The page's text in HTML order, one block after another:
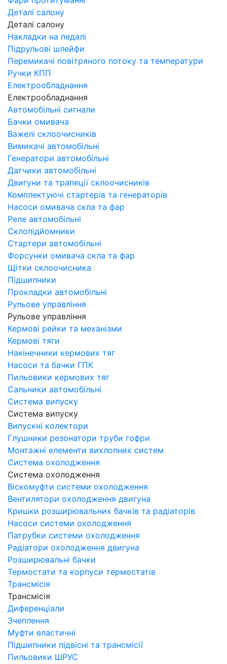
Деталі салону
Деталі салону
Накладки на педалі
Підрульові шлейфи
Перемикачі повітряного потоку та температури
Ручки КПП
Електрообладнання
Електрообладнання
Автомобільні сигнали
Бачки омивача
Важелі склоочисників
Вимикачі автомобільні
Генератори автомобільні
Датчики автомобільні
Двигуни та трапеції склоочисників
Комплектуючі стартерів та генераторів
Насоси омивача скла та фар
Реле автомобільні
Склопідйомники
Стартери автомобільні
Форсунки омивача скла та фар
Щітки склоочисника
Підшипники
Прокладки автомобільні
Рульове управління
Рульове управління
Кермові рейки та механізми
Кермові тяги
Накінечники кермових тяг
Насоси та бачки ГПК
Пильовики кермових тяг
Сальники автомобільні
Система випуску
Система випуску
Випускні колектори
Глушники резонатори труби гофри
Монтажні елементи вихлопних систем
Система охолодження
Система охолодження
Віскомуфти системи охолодження
Вентилятори охолодження двигуна
Кришки розширювальних бачків та радіаторів
Насоси системи охолодження
Патрубки системи охолодження
Радіатори охолодження двигуна
Розширювальні бачки
Термостати та корпуси термостатів
Трансмісія
Трансмісія
Диференціали
Зчеплення
Муфти еластичні
Підшипники підвісні та трансмісії
Пильовики ШРУС